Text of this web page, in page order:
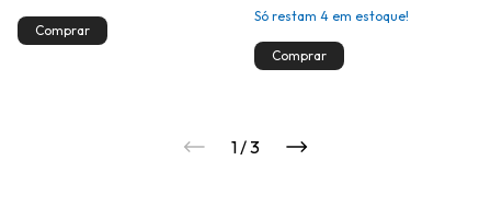
Só restam 4 em estoque!
1/3